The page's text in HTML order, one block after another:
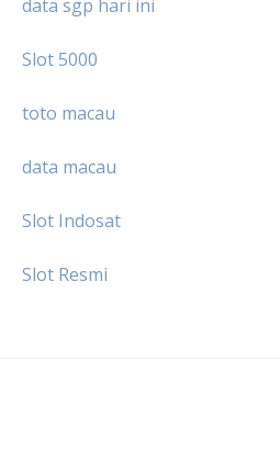
data sgp hari ini
Slot 5000
toto macau
data macau
Slot Indosat
Slot Resmi